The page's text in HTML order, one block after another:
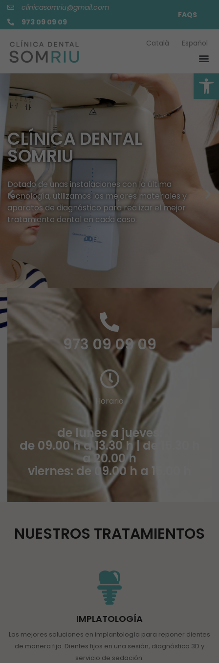
contenidoclinicasomriu@gmail.com
973 09 09 09
FAQS
Català Español
CLÍNICA DENTAL
SOMRIU
Dotado de unas instalaciones con la última
tecnología, utilizamos los mejores materiales y
aparatos de diagnóstico para realizar el mejor
tratamiento dental en cada caso.
973 09 09 09
Horario
de lunes a jueves:
de 09.00 h a 13.30 h | de 15.30 h
a 20.00 h
viernes: de 09.00 h a 15.00 h
NUESTROS TRATAMIENTOS
IMPLATOLOGÍA
Las mejores soluciones en implantología para reponer dientes
de manera fija. Dientes fijos en una sesión, diagnóstico 3D y
servicio de sedación.